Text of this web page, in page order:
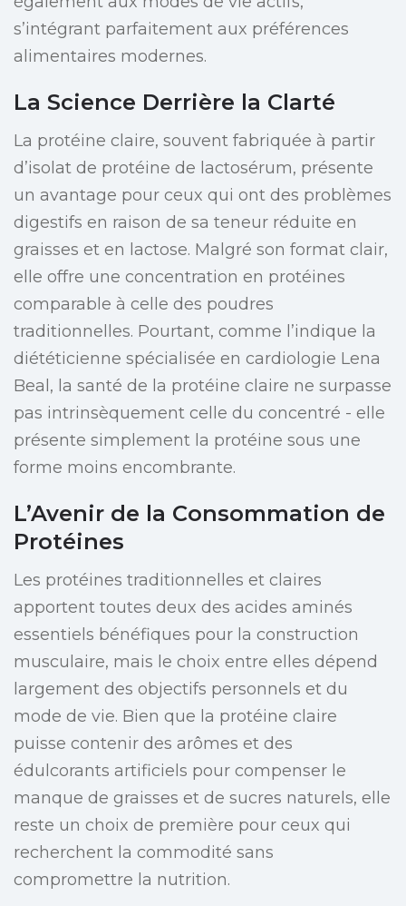
s’intégrant parfaitement aux préférences
alimentaires modernes.
La Science Derrière la Clarté
La protéine claire, souvent fabriquée à partir
d’isolat de protéine de lactosérum, présente
un avantage pour ceux qui ont des problèmes
digestifs en raison de sa teneur réduite en
graisses et en lactose. Malgré son format clair,
elle offre une concentration en protéines
comparable à celle des poudres
traditionnelles. Pourtant, comme l’indique la
diététicienne spécialisée en cardiologie Lena
Beal, la santé de la protéine claire ne surpasse
pas intrinsèquement celle du concentré - elle
présente simplement la protéine sous une
forme moins encombrante.
L’Avenir de la Consommation de
Protéines
Les protéines traditionnelles et claires
apportent toutes deux des acides aminés
essentiels bénéfiques pour la construction
musculaire, mais le choix entre elles dépend
largement des objectifs personnels et du
mode de vie. Bien que la protéine claire
puisse contenir des arômes et des
édulcorants artificiels pour compenser le
manque de graisses et de sucres naturels, elle
reste un choix de première pour ceux qui
recherchent la commodité sans
compromettre la nutrition.